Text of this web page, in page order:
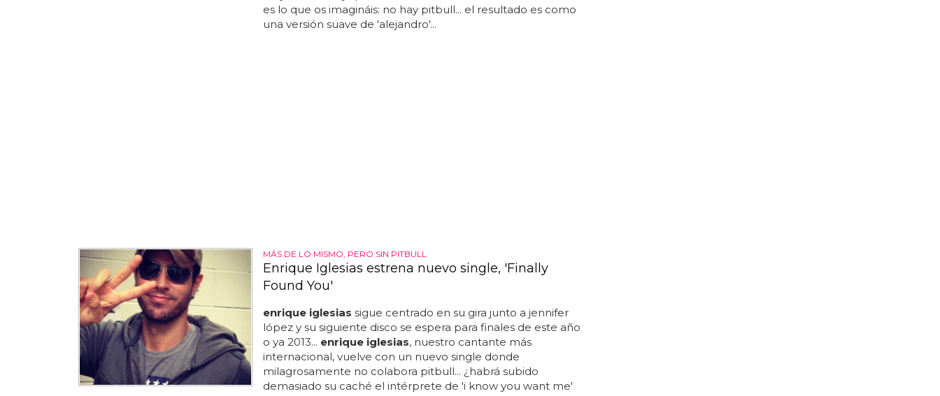
es lo que os imagináis: no hay pitbull... el resultado es como
una versión suave de 'alejandro'...
MÁS DE LO MISMO, PERO SIN PITBULL
Enrique Iglesias estrena nuevo single, 'Finally
Found You'
enrique iglesias sigue centrado en su gira junto a jennifer
lópez y su siguiente disco se espera para finales de este año
o ya 2013... enrique iglesias, nuestro cantante más
internacional, vuelve con un nuevo single donde
milagrosamente no colabora pitbull... ¿habrá subido
demasiado su caché el intérprete de 'i know you want me'